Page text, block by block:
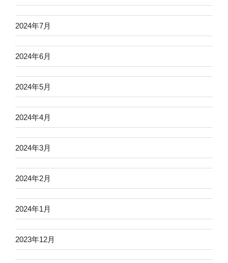
2024年7月
2024年6月
2024年5月
2024年4月
2024年3月
2024年2月
2024年1月
2023年12月